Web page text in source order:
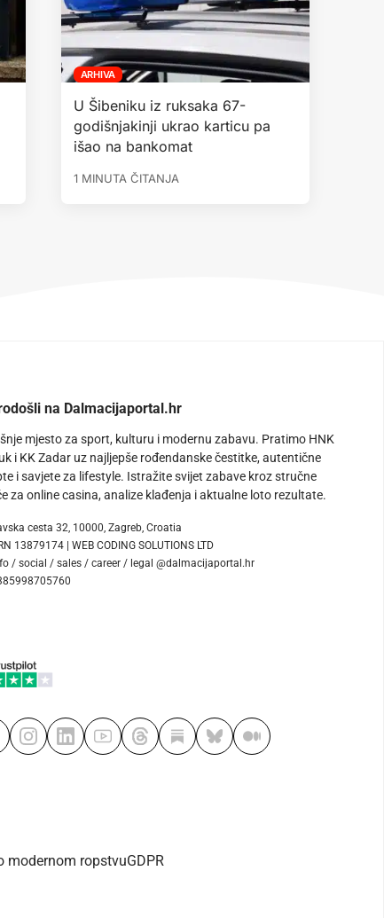
ARHIVA
U Šibeniku iz ruksaka 67-
godišnjakinji ukrao karticu pa
išao na bankomat
1 MINUTA ČITANJA
na Dalmacijaportal.hr
mjesto za sport, kulturu i modernu zabavu. Pratimo HNK
i KK Zadar uz najljepše rođendanske čestitke, autentične
i savjete za lifestyle. Istražite svijet zabave kroz stručne
za online casina, analize klađenja i aktualne loto rezultate.
cesta 32, 10000, Zagreb, Croatia
13879174 | WEB CODING SOLUTIONS LTD
/ social / sales / career / legal @dalmacijaportal.hr
modernom ropstvuGDPR